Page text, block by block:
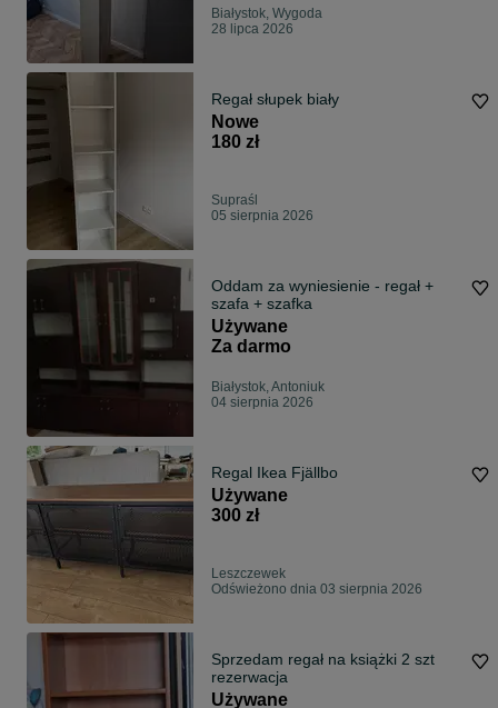
Białystok, Wygoda
28 lipca 2026
Regał słupek biały
Nowe
180 zł
Supraśl
05 sierpnia 2026
Oddam za wyniesienie - regał +
szafa + szafka
Używane
Za darmo
Białystok, Antoniuk
04 sierpnia 2026
Regal Ikea Fjällbo
Używane
300 zł
Leszczewek
Odświeżono dnia 03 sierpnia 2026
Sprzedam regał na książki 2 szt
rezerwacja
Używane